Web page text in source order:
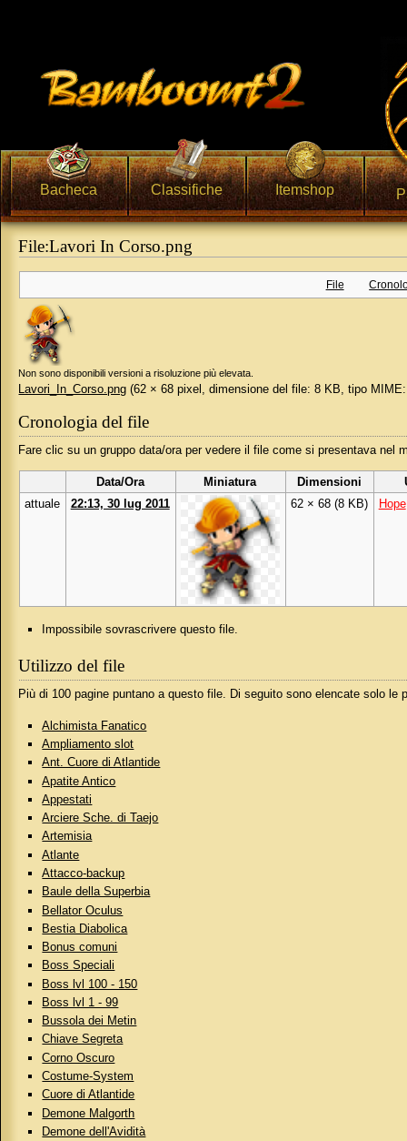
Bacheca Classifiche Itemshop
File:Lavori In Corso.png
File
Non sono disponibili versioni a risoluzione più elevata.
Lavori_In_Corso.png ‎(62 × 68 pixel, dimensione del file: 8 KB, tipo
Cronologia del file
Fare clic su un gruppo data/ora per vedere il file come si presentava nel
Data/Ora Miniatura Dimensioni
attuale
22:13, 30 lug 2011 62 × 68 (8 KB) Hope
Impossibile sovrascrivere questo file.
Utilizzo del file
Più di 100 pagine puntano a questo file. Di seguito sono elencate solo
Alchimista Fanatico
Ampliamento slot
Ant. Cuore di Atlantide
Apatite Antico
Appestati
Arciere Sche. di Taejo
Artemisia
Atlante
Attacco-backup
Baule della Superbia
Bellator Oculus
Bestia Diabolica
Bonus comuni
Boss Speciali
Boss lvl 100 - 150
Boss lvl 1 - 99
Bussola dei Metin
Chiave Segreta
Corno Oscuro
Costume-System
Cuore di Atlantide
Demone Malgorth
Demone dell'Avidità